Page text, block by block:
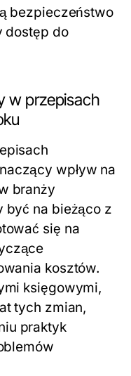
bezpieczeństwo
dostęp do
w przepisach
wpływ na
branży
być na bieżąco z
się na
kosztów.
księgowymi,
tych zmian,
praktyk